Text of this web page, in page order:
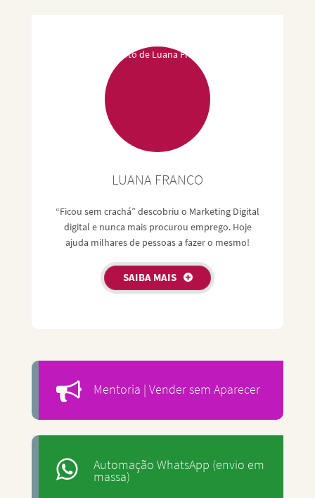
LUANA FRANCO
“Ficou sem crachá” descobriu o Marketing Digital
digital e nunca mais procurou emprego. Hoje
ajuda milhares de pessoas a fazer o mesmo!
SAIBA MAIS
Mentoria | Vender sem Aparecer
Automação WhatsApp (envio em
massa)